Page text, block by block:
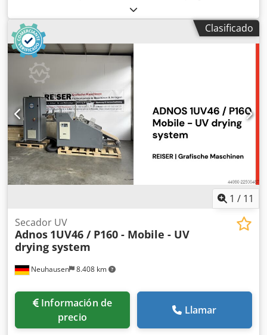
Clasificado
1 / 11
Neuhausen 8.408 km
Secador UV
Adnos 1UV46 / P160 - Mobile - UV
drying system
Información de
precio
Llamar